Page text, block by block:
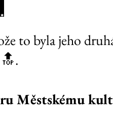
to byla jeho
Městskému